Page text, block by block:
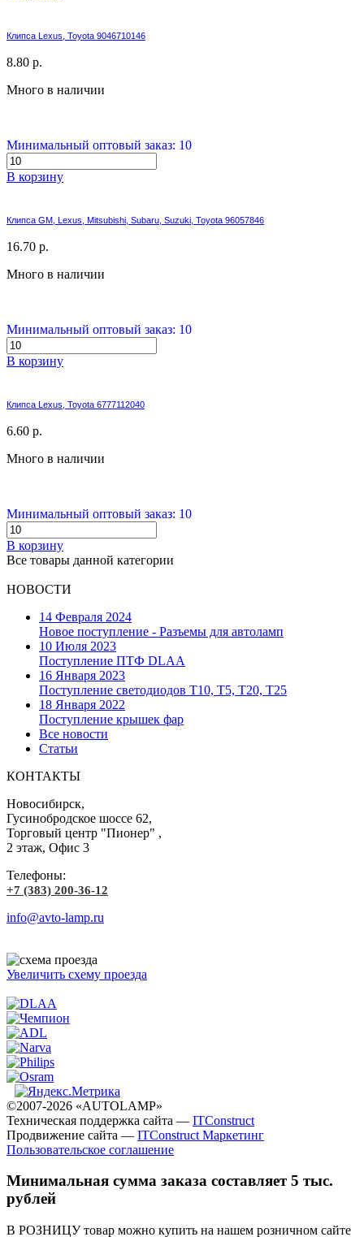
Клипса Lexus, Toyota 9046710146
8.80 р.
Много в наличии
Минимальный оптовый заказ: 10
В корзину
Клипса GM, Lexus, Mitsubishi, Subaru, Suzuki, Toyota 96057846
16.70 р.
Много в наличии
Минимальный оптовый заказ: 10
В корзину
Клипса Lexus, Toyota 6777112040
6.60 р.
Много в наличии
Минимальный оптовый заказ: 10
В корзину
Все товары данной категории
НОВОСТИ
14 Февраля 2024
Новое поступление - Разъемы для автоламп
10 Июля 2023
Поступление ПТФ DLAA
16 Января 2023
Поступление светодиодов T10, T5, T20, T25
18 Января 2022
Поступление крышек фар
Все новости
Статьи
КОНТАКТЫ
Новосибирск,
Гусинобродское шоссе 62,
Торговый центр "Пионер" ,
2 этаж, Офис 3
Телефоны:
+7 (383) 200-36-12
info@avto-lamp.ru
Увеличить схему проезда
©2007-2026 «AUTOLAMP»
Техническая поддержка сайта — ITConstruct
Продвижение сайта — ITConstruct Маркетинг
Пользовательское соглашение
Минимальная сумма заказа составляет 5 тыс.
рублей
В РОЗНИЦУ товар можно купить на нашем розничном сайте